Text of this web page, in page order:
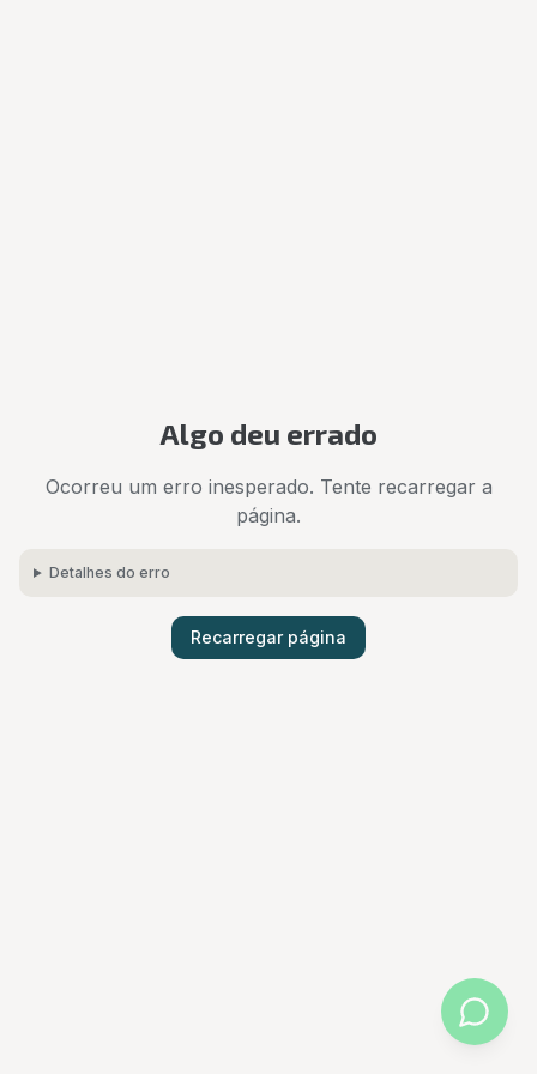
Algo deu errado
Ocorreu um erro inesperado. Tente recarregar a
página.
Detalhes do erro
Recarregar página